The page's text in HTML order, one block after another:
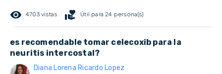
remove_red_eye 4703 vistas volunteer_activism Útil para 24 persona(s)
es recomendable tomar celecoxib para la
neuritis intercostal?
Diana Lorena Ricardo Lopez